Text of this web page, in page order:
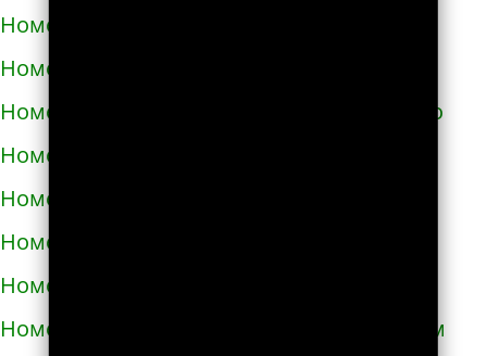
Номера телефонов такси в Сваляве
Номера телефонов такси в Светловодске
Номера телефонов такси в Синельниково
Номера телефонов такси в Скадовске
Номера телефонов такси в Сквире
Номера телефонов такси в Славуте
Номера телефонов такси в Славутиче
Номера телефонов такси в Слобожанском